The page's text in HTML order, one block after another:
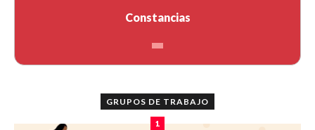
Constancias
GRUPOS DE TRABAJO
1